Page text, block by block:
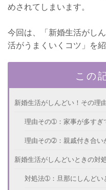
めされてしまいます。
今回は、「新婚生活がし
活がうまくいくコツ」を紹
この
新婚生活がしんどい！その理
理由その➀：家事が多すぎ
理由その➁：親戚付き合い
新婚生活がしんどいときの対
対処法➀：旦那にしんどい